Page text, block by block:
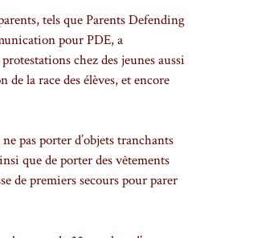
tels que Parents Defending
pour PDE, a
chez des jeunes aussi
la race des élèves, et encore
pas porter d’objets tranchants
que de porter des vêtements
de premiers secours pour parer